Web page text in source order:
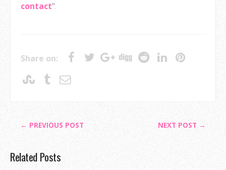
contact".
Share on:
← PREVIOUS POST NEXT POST →
Related Posts